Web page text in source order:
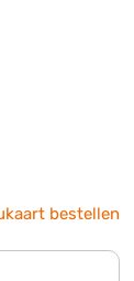
bestellen